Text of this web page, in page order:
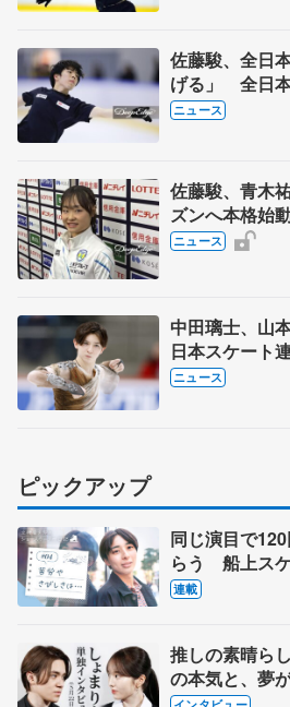
佐藤駿、全日
げる」 全日
「表現の幅広
ニュース
佐藤駿、青木
ズンへ本格始
宿 シニアデ
ニュース
中田璃士、山
日本スケート
ニュース
ピックアップ
同じ演目で
らう 船上ス
とは 影響あ
連載
推しの素晴ら
の本気と、夢